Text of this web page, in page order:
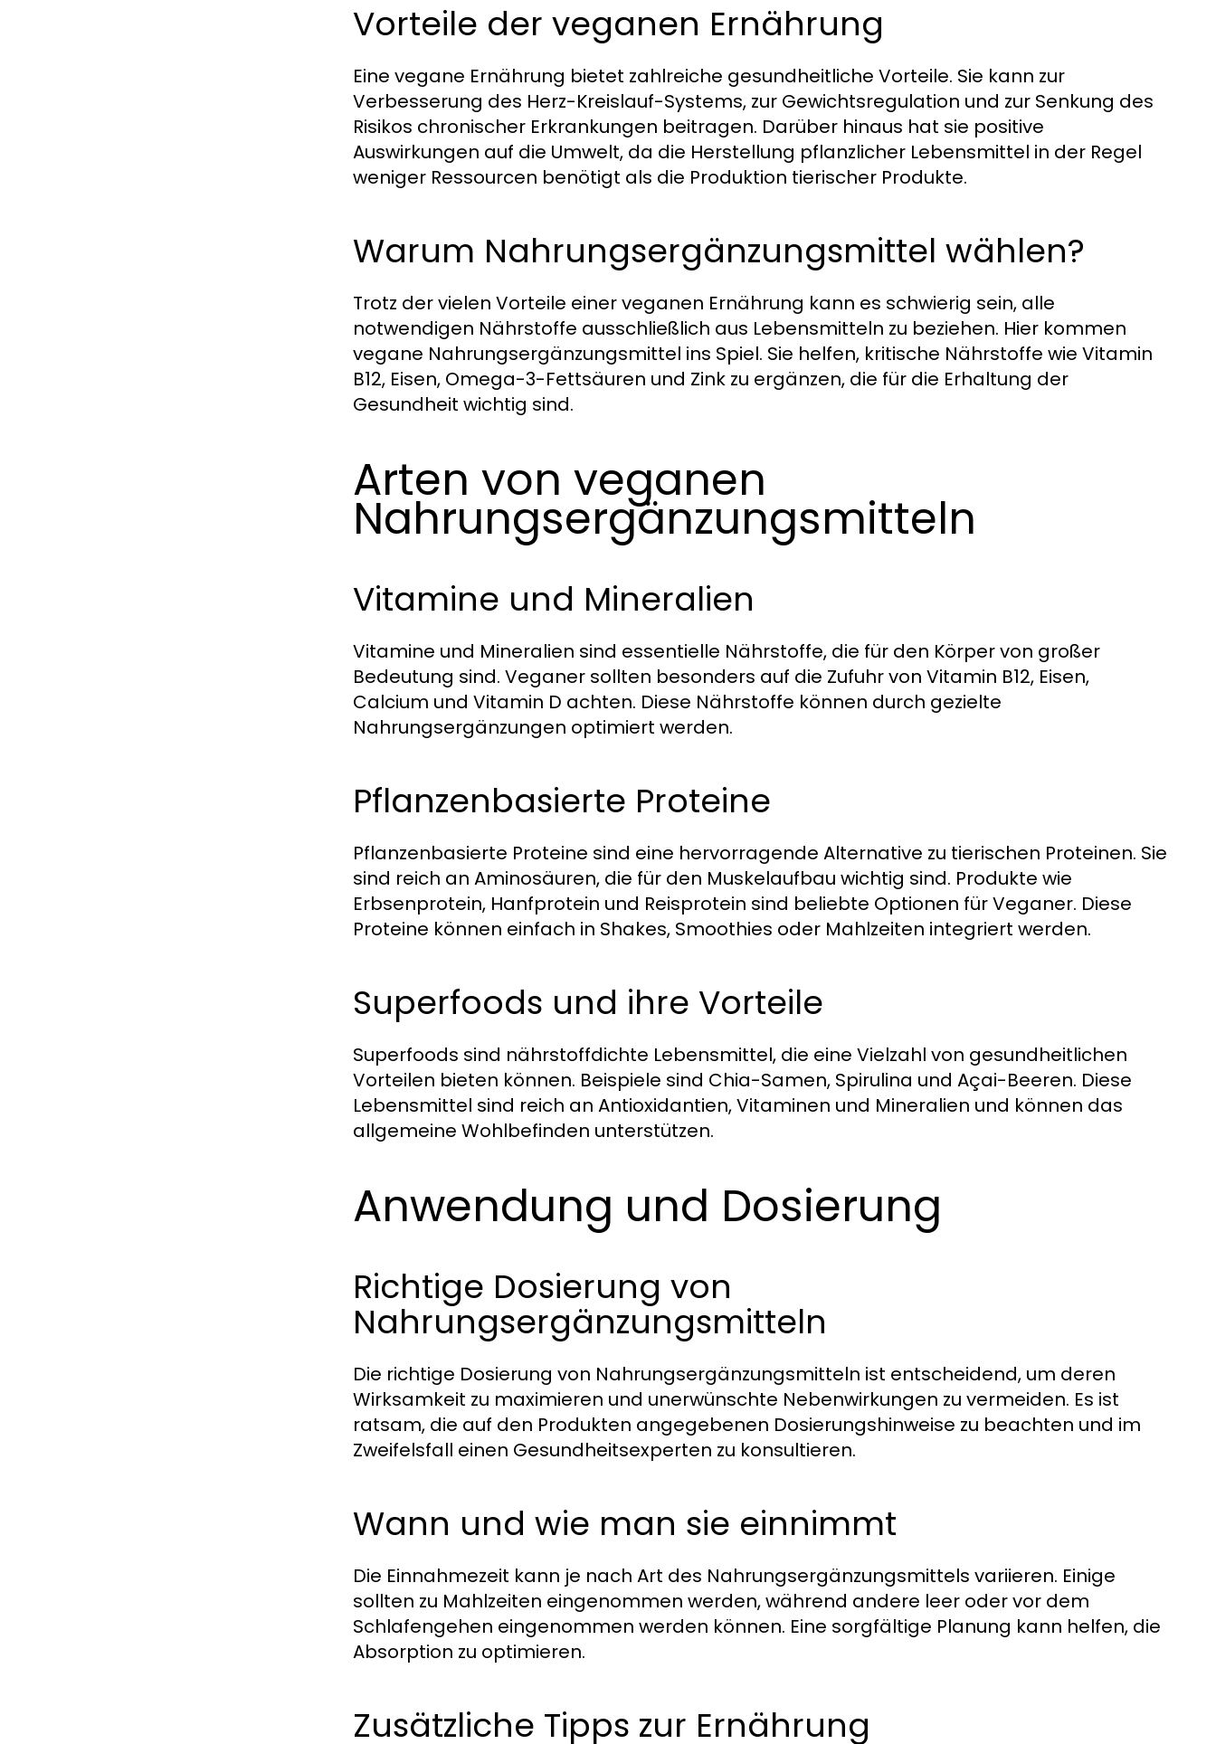
Vorteile der veganen Ernährung
Eine vegane Ernährung bietet zahlreiche gesundheitliche Vorteile. Sie kann zur
Verbesserung des Herz-Kreislauf-Systems, zur Gewichtsregulation und zur Senkung des
Risikos chronischer Erkrankungen beitragen. Darüber hinaus hat sie positive
Auswirkungen auf die Umwelt, da die Herstellung pflanzlicher Lebensmittel in der Regel
weniger Ressourcen benötigt als die Produktion tierischer Produkte.
Warum Nahrungsergänzungsmittel wählen?
Trotz der vielen Vorteile einer veganen Ernährung kann es schwierig sein, alle
notwendigen Nährstoffe ausschließlich aus Lebensmitteln zu beziehen. Hier kommen
vegane Nahrungsergänzungsmittel ins Spiel. Sie helfen, kritische Nährstoffe wie Vitamin
B12, Eisen, Omega-3-Fettsäuren und Zink zu ergänzen, die für die Erhaltung der
Gesundheit wichtig sind.
Arten von veganen
Nahrungsergänzungsmitteln
Vitamine und Mineralien
Vitamine und Mineralien sind essentielle Nährstoffe, die für den Körper von großer
Bedeutung sind. Veganer sollten besonders auf die Zufuhr von Vitamin B12, Eisen,
Calcium und Vitamin D achten. Diese Nährstoffe können durch gezielte
Nahrungsergänzungen optimiert werden.
Pflanzenbasierte Proteine
Pflanzenbasierte Proteine sind eine hervorragende Alternative zu tierischen Proteinen. Sie
sind reich an Aminosäuren, die für den Muskelaufbau wichtig sind. Produkte wie
Erbsenprotein, Hanfprotein und Reisprotein sind beliebte Optionen für Veganer. Diese
Proteine können einfach in Shakes, Smoothies oder Mahlzeiten integriert werden.
Superfoods und ihre Vorteile
Superfoods sind nährstoffdichte Lebensmittel, die eine Vielzahl von gesundheitlichen
Vorteilen bieten können. Beispiele sind Chia-Samen, Spirulina und Açai-Beeren. Diese
Lebensmittel sind reich an Antioxidantien, Vitaminen und Mineralien und können das
allgemeine Wohlbefinden unterstützen.
Anwendung und Dosierung
Richtige Dosierung von
Nahrungsergänzungsmitteln
Die richtige Dosierung von Nahrungsergänzungsmitteln ist entscheidend, um deren
Wirksamkeit zu maximieren und unerwünschte Nebenwirkungen zu vermeiden. Es ist
ratsam, die auf den Produkten angegebenen Dosierungshinweise zu beachten und im
Zweifelsfall einen Gesundheitsexperten zu konsultieren.
Wann und wie man sie einnimmt
Die Einnahmezeit kann je nach Art des Nahrungsergänzungsmittels variieren. Einige
sollten zu Mahlzeiten eingenommen werden, während andere leer oder vor dem
Schlafengehen eingenommen werden können. Eine sorgfältige Planung kann helfen, die
Absorption zu optimieren.
Zusätzliche Tipps zur Ernährung